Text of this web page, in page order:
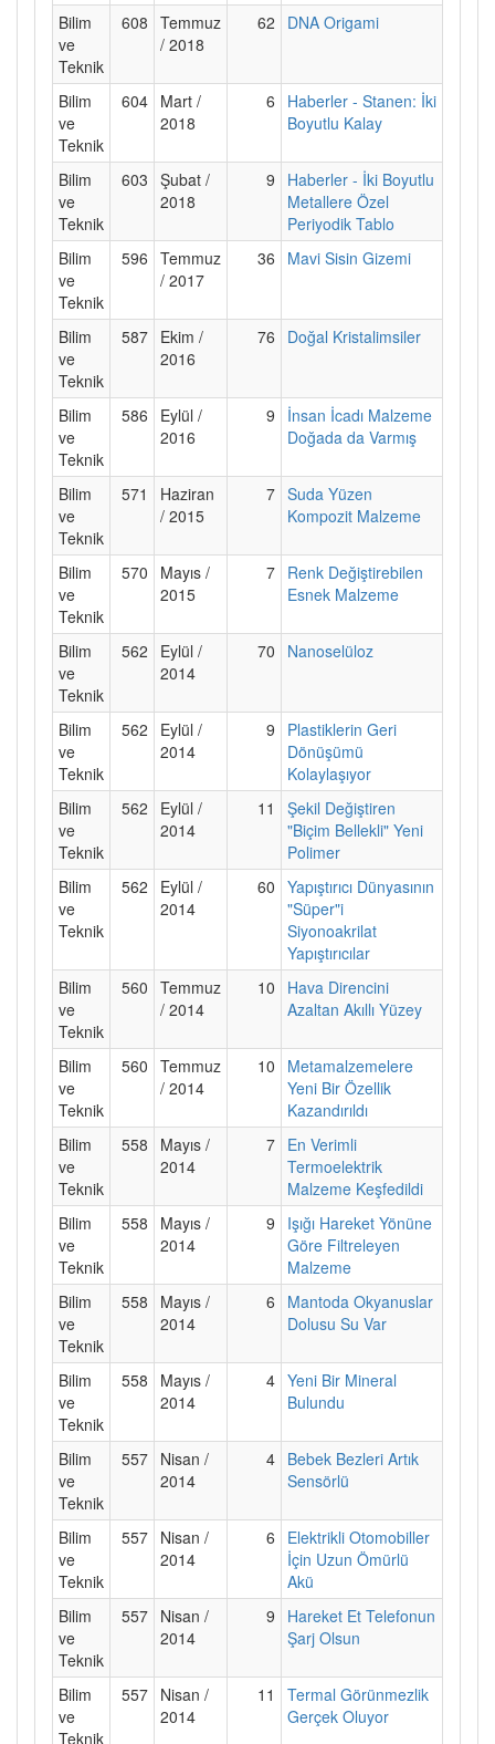
Bilim
ve
Teknik
608 Temmuz
/ 2018
62 DNA Origami
Bilim
ve
Teknik
604 Mart /
2018
6
Haberler - Stanen: İki
Boyutlu Kalay
Bilim
ve
Teknik
603 Şubat /
2018
9
Haberler - İki Boyutlu
Metallere Özel
Periyodik Tablo
Bilim
ve
Teknik
596 Temmuz
/ 2017
36 Mavi Sisin Gizemi
Bilim
ve
Teknik
587 Ekim /
2016
76 Doğal Kristalimsiler
Bilim
ve
Teknik
586
Eylül /
2016
9
İnsan İcadı Malzeme
Doğada da Varmış
Bilim
ve
Teknik
571
Haziran
/ 2015
7 Suda Yüzen
Kompozit Malzeme
Bilim
ve
Teknik
570
Mayıs /
2015
7 Renk Değiştirebilen
Esnek Malzeme
Bilim
ve
Teknik
562
Eylül /
2014
70 Nanoselüloz
Bilim
ve
Teknik
562
Eylül /
2014
9
Plastiklerin Geri
Dönüşümü
Kolaylaşıyor
Bilim
ve
Teknik
562
Eylül /
2014
11
Şekil Değiştiren
"Biçim Bellekli" Yeni
Polimer
Bilim
ve
Teknik
562
Eylül /
2014
60 Yapıştırıcı Dünyasının
"Süper"i
Siyonoakrilat
Yapıştırıcılar
Bilim
ve
Teknik
560 Temmuz
/ 2014
10
Hava Direncini
Azaltan Akıllı Yüzey
Bilim
ve
Teknik
560 Temmuz
/ 2014
10
Metamalzemelere
Yeni Bir Özellik
Kazandırıldı
Bilim
ve
Teknik
558
Mayıs /
2014
7 En Verimli
Termoelektrik
Malzeme Keşfedildi
Bilim
ve
Teknik
558
Mayıs /
2014
9
Işığı Hareket Yönüne
Göre Filtreleyen
Malzeme
Bilim
ve
Teknik
558
Mayıs /
2014
6
Mantoda Okyanuslar
Dolusu Su Var
Bilim
ve
Teknik
558
Mayıs /
2014
4 Yeni Bir Mineral
Bulundu
Bilim
ve
Teknik
557 Nisan /
2014
4 Bebek Bezleri Artık
Sensörlü
Bilim
ve
Teknik
557 Nisan /
2014
6
Elektrikli Otomobiller
İçin Uzun Ömürlü
Akü
Bilim
ve
Teknik
557 Nisan /
2014
9
Hareket Et Telefonun
Şarj Olsun
Bilim
ve
Teknik
557 Nisan /
2014
11
Termal Görünmezlik
Gerçek Oluyor